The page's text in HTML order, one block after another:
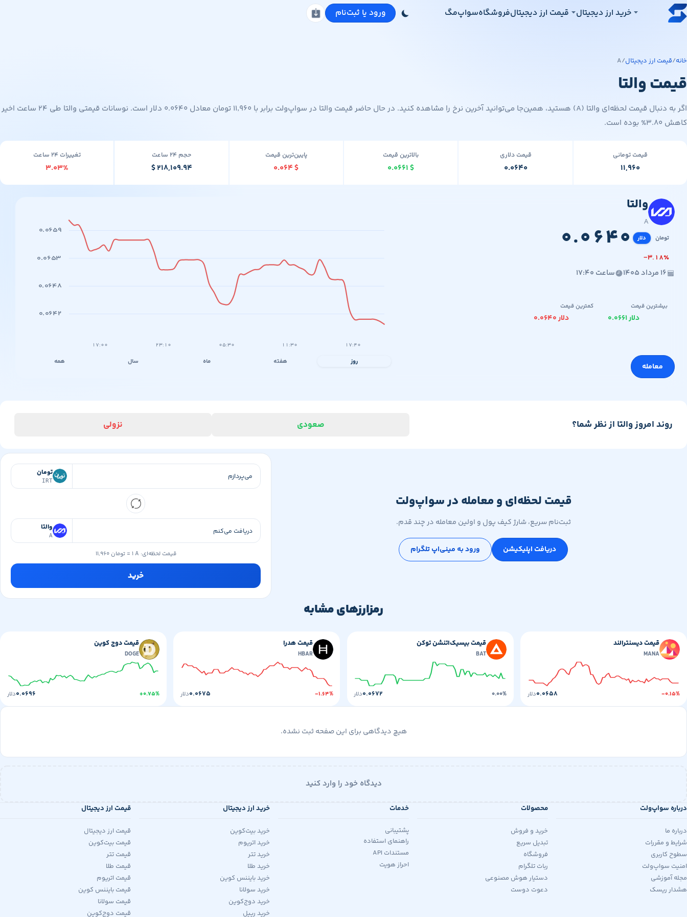
پرش به محتوای اصلیخرید ارز دیجیتال قیمت ارز دیجیتالفروشگاهسواپ‌مگ ورود یا ثبت‌نام
دانلود اپلیکیشن
خانه/قیمت ارز دیجیتال/
A
قیمت والتا
اگر به دنبال قیمت لحظه‌ای والتا (A) هستید، همین‌جا می‌توانید آخرین نرخ را مشاهده کنید. در حال حاضر قیمت والتا در سواپ‌ولت برابر با ۱۱٬۹۶۰ تومان معادل ۰.۰۶۴۰ دلار است. نوسانات قیمتی والتا طی ۲۴ ساعت اخیر
کاهش ۳.۸۰% بوده است.
قیمت تومانی
۱۱,۹۶۰
قیمت دلاری
۰.۰۶۴۰
بالاترین قیمت
۰.۰۶۶۱$
پایین‌ترین قیمت
۰.۰۶۴$
حجم ۲۴ ساعت
$ ۲۱۸,۱۰۹.۹۴
تغییرات ۲۴ ساعت
۳.۰۳%
والتا
A
تومان
دلار ۰.۰۶۴۰
−۳. ۱ ۸٪
۱۶ مرداد ۱۴۰۵ ساعت ۱۷:۴۰
۱۱,۹۶۰
۰.۰۶۴۰
۰.۰۶۵۹
۰.۰۶۵۳
۰.۰۶۴۸
۰.۰۶۴۲
۱۷:۰۰ ۲۳:۱۰ ۰۵:۳۰ ۱۱:۳۰ ۱۷:۴۰
روز هفته ماه سال همه
بیشترین قیمت
۰.۰۶۶۱ دلار
کمترین قیمت
۰.۰۶۴۰ دلار
معامله
روند امروز والتا از نظر شما؟ صعودی نزولی
قیمت لحظه‌ای و معامله در سواپ‌ولت
ثبت‌نام سریع، شارژ کیف پول و اولین معامله در چند قدم.
دریافت اپلیکیشن ورود به مینی‌اپ تلگرام
تومان
IRT
والتا
A
قیمت لحظه‌ای: ۱ A =۱۱,۹۶۰ تومان
خرید
رمزارزهای مشابه
قیمت دیسنترالند
MANA
-۰.۱۵% ۰.۰۶۵۸دلار
قیمت بیسیک‌اتنشن ‌توکن
BAT
۰.۰۰% ۰.۰۶۷۲دلار
قیمت هدرا
HBAR
-۱.۶۴% ۰.۰۶۷۵دلار
قیمت دوج کوین
DOGE
+۰.۷۵% ۰.۰۶۹۶دلار
هیچ دیدگاهی برای این صفحه ثبت نشده.
دیدگاه خود را وارد کنید
درباره سواپ‌ولت
درباره ما
شرایط و مقررات
سطوح کاربری
امنیت سواپ‌ولت
مجله آموزشی
هشدار ریسک
محصولات
خرید و فروش
تبدیل سریع
فروشگاه
ربات تلگرام
دستیار هوش مصنوعی
دعوت دوست
خدمات
پشتیبانی
راهنمای استفاده
مستندات API
احراز هویت
خرید ارز دیجیتال
خرید بیت‌کوین
خرید اتریوم
خرید تتر
خرید طلا
خرید بایننس کوین
خرید سولانا
خرید دوج‌کوین
خرید ریپل
قیمت ارز دیجیتال
قیمت ارز دیجیتال
قیمت بیت‌کوین
قیمت تتر
قیمت طلا
قیمت اتریوم
قیمت بایننس کوین
قیمت سولانا
قیمت دوج‌کوین